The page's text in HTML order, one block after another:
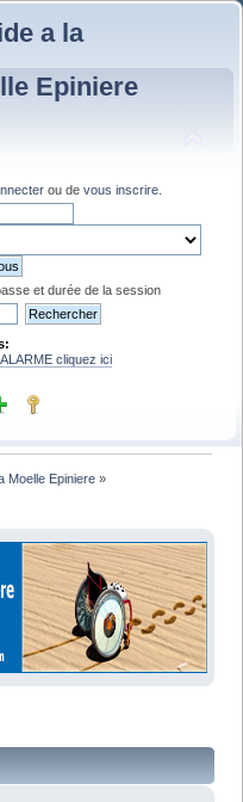
a la
Epiniere
ou de vous inscrire
et durée de la session
cliquez ici
Moelle Epiniere »